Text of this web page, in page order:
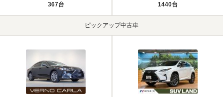
367台 1440台
ピックアップ中古車